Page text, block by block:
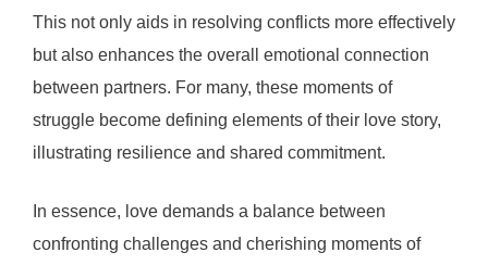
This not only aids in resolving conflicts more effectively
but also enhances the overall emotional connection
between partners. For many, these moments of
struggle become defining elements of their love story,
illustrating resilience and shared commitment.
In essence, love demands a balance between
confronting challenges and cherishing moments of